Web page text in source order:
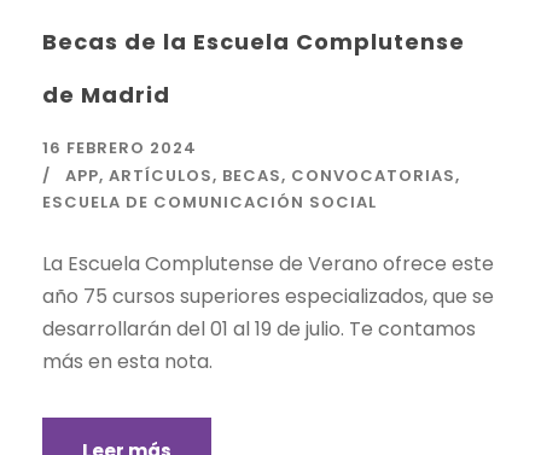
Becas de la Escuela Complutense
de Madrid
16 FEBRERO 2024
APP, ARTÍCULOS, BECAS, CONVOCATORIAS,
ESCUELA DE COMUNICACIÓN SOCIAL
La Escuela Complutense de Verano ofrece este
año 75 cursos superiores especializados, que se
desarrollarán del 01 al 19 de julio. Te contamos
más en esta nota.